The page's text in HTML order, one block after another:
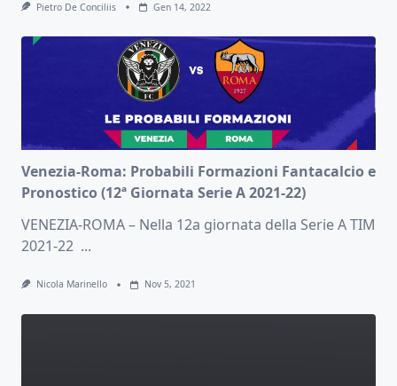
Pietro De Conciliis Gen 14, 2022
Venezia-Roma: Probabili Formazioni Fantacalcio e
Pronostico (12ª Giornata Serie A 2021-22)
VENEZIA-ROMA – Nella 12a giornata della Serie A TIM
2021-22 ...
Nicola Marinello Nov 5, 2021